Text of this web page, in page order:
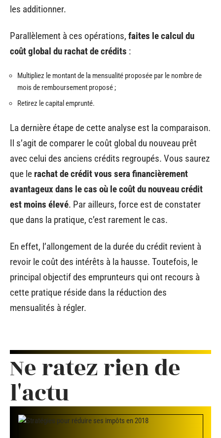
les additionner.
Parallèlement à ces opérations, faites le calcul du
coût global du rachat de crédits :
Multipliez le montant de la mensualité proposée par le nombre de
mois de remboursement proposé ;
Retirez le capital emprunté.
La dernière étape de cette analyse est la comparaison.
Il s’agit de comparer le coût global du nouveau prêt
avec celui des anciens crédits regroupés. Vous saurez
que le rachat de crédit vous sera financièrement
avantageux dans le cas où le coût du nouveau crédit
est moins élevé. Par ailleurs, force est de constater
que dans la pratique, c’est rarement le cas.
En effet, l’allongement de la durée du crédit revient à
revoir le coût des intérêts à la hausse. Toutefois, le
principal objectif des emprunteurs qui ont recours à
cette pratique réside dans la réduction des
mensualités à régler.
Ne ratez rien de
l'actu